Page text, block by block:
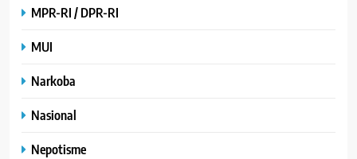
MPR-RI / DPR-RI
MUI
Narkoba
Nasional
Nepotisme